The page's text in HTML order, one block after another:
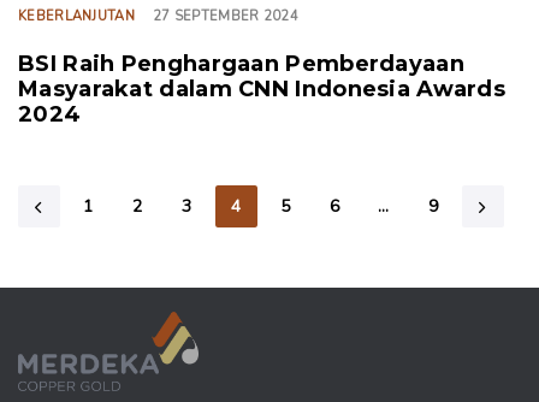
KEBERLANJUTAN 27 SEPTEMBER 2024
BSI Raih Penghargaan Pemberdayaan
Masyarakat dalam CNN Indonesia Awards
2024
1 2 3 4 5 6 … 9